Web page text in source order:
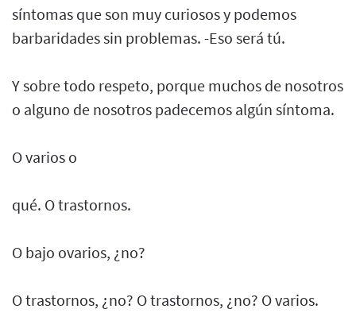
síntomas que son muy curiosos y podemos
barbaridades sin problemas. -Eso será tú.
Y sobre todo respeto, porque muchos de nosotros
o alguno de nosotros padecemos algún síntoma.
O varios o
qué. O trastornos.
O bajo ovarios, ¿no?
O trastornos, ¿no? O trastornos, ¿no? O varios.